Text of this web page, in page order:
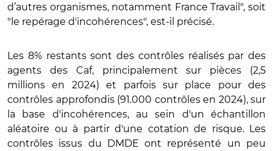
d’autres organismes, notamment France Travail", soit
"le repérage d'incohérences", est-il précisé.
Les 8% restants sont des contrôles réalisés par des
agents des Caf, principalement sur pièces (2,5
millions en 2024) et parfois sur place pour des
contrôles approfondis (91.000 contrôles en 2024), sur
la base d'incohérences, au sein d'un échantillon
aléatoire ou à partir d'une cotation de risque. Les
contrôles issus du DMDE ont représenté un peu